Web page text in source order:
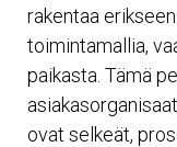
rakentaa
toimintamallia,
paikasta. Tämä
ovat selkeät,